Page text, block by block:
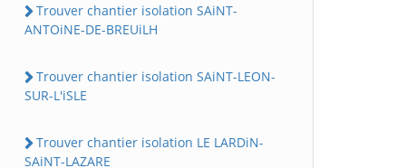
Trouver chantier isolation SAiNT-
ANTOiNE-DE-BREUiLH
Trouver chantier isolation SAiNT-LEON-
SUR-L'iSLE
Trouver chantier isolation LE LARDiN-
SAiNT-LAZARE